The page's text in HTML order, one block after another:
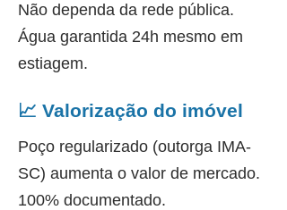
Não dependa da rede pública.
Água garantida 24h mesmo em
estiagem.
📈 Valorização do imóvel
Poço regularizado (outorga IMA-
SC) aumenta o valor de mercado.
100% documentado.